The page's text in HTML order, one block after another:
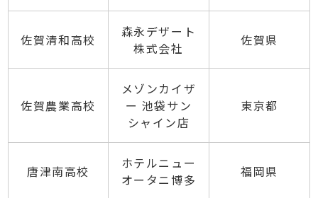
佐賀清和高校
森永デザート
株式会社
佐賀県
佐賀農業高校
メゾンカイザ
ー 池袋サン
シャイン店
東京都
唐津南高校
ホテルニュー
オータニ博多
福岡県